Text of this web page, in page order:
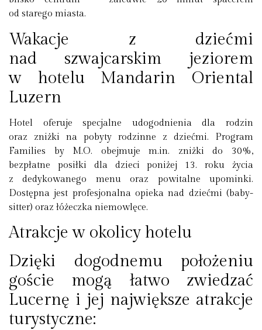
od starego miasta.
Wakacje z dziećmi
nad szwajcarskim jeziorem
w hotelu Mandarin Oriental
Luzern
Hotel oferuje specjalne udogodnienia dla rodzin
oraz zniżki na pobyty rodzinne z dziećmi. Program
Families by M.O. obejmuje m.in. zniżki do 30%,
bezpłatne posiłki dla dzieci poniżej 13. roku życia
z dedykowanego menu oraz powitalne upominki.
Dostępna jest profesjonalna opieka nad dziećmi (baby-
sitter) oraz łóżeczka niemowlęce.
Atrakcje w okolicy hotelu
Dzięki dogodnemu położeniu
goście mogą łatwo zwiedzać
Lucernę i jej największe atrakcje
turystyczne: